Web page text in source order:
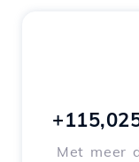
Met meer